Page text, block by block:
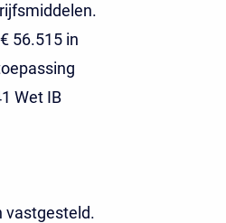
56.515 in
Wet IB
vastgesteld.